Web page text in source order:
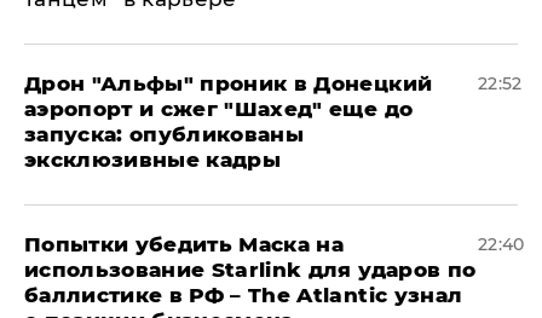
Дрон "Альфы" проник в Донецкий
аэропорт и сжег "Шахед" еще до
запуска: опубликованы
эксклюзивные кадры
22:52
Попытки убедить Маска на
использование Starlink для ударов по
баллистике в РФ – The Atlantic узнал
22:40